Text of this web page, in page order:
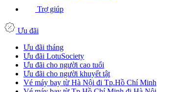
Trợ giúp
Ưu đãi
Ưu đãi tháng
Ưu đãi LotuSociety
Ưu đãi cho người cao tuổi
Ưu đãi cho người khuyết tật
Vé máy bay từ Hà Nội đi Tp.Hồ Chí Minh